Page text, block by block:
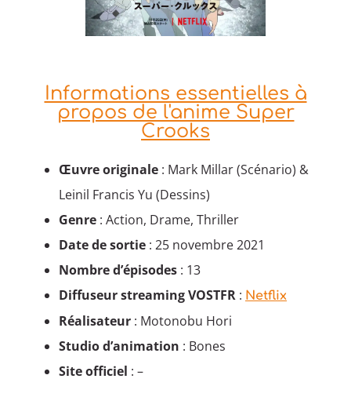
Informations essentielles à
propos de l'anime Super
Crooks
Œuvre originale : Mark Millar (Scénario) &
Leinil Francis Yu (Dessins)
Genre : Action, Drame, Thriller
Date de sortie : 25 novembre 2021
Nombre d’épisodes : 13
Diffuseur streaming VOSTFR : Netflix
Réalisateur : Motonobu Hori
Studio d’animation : Bones
Site officiel : –